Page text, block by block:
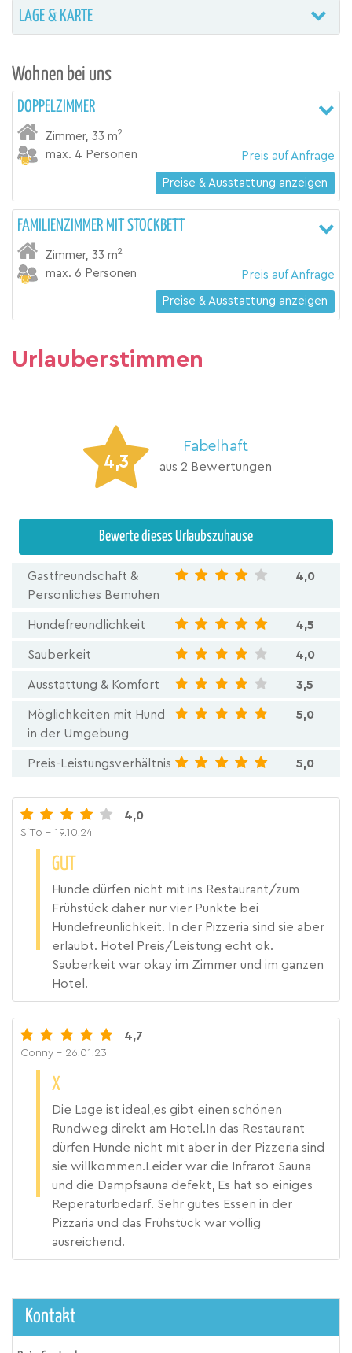
LAGE & KARTE
Wohnen bei uns
DOPPELZIMMER
Zimmer,33 m2
max. 4 Personen Preis auf Anfrage
Preise & Ausstattung anzeigen
FAMILIENZIMMER MIT STOCKBETT
Zimmer,33 m2
max. 6 Personen Preis auf Anfrage
Preise & Ausstattung anzeigen
Urlauberstimmen
4,3
Fabelhaft
aus 2 Bewertungen
Bewerte dieses Urlaubszuhause
Gastfreundschaft &
Persönliches Bemühen
4,0
Hundefreundlichkeit 4,5
Sauberkeit 4,0
Ausstattung & Komfort 3,5
Möglichkeiten mit Hund
in der Umgebung
5,0
Preis-Leistungsverhältnis 5,0
4,0
SiTo - 19.10.24
GUT
Hunde dürfen nicht mit ins Restaurant/zum
Frühstück daher nur vier Punkte bei
Hundefreunlichkeit. In der Pizzeria sind sie aber
erlaubt. Hotel Preis/Leistung echt ok.
Sauberkeit war okay im Zimmer und im ganzen
Hotel.
4,7
Conny - 26.01.23
X
Die Lage ist ideal,es gibt einen schönen
Rundweg direkt am Hotel.In das Restaurant
dürfen Hunde nicht mit aber in der Pizzeria sind
sie willkommen.Leider war die Infrarot Sauna
und die Dampfsauna defekt, Es hat so einiges
Reperaturbedarf. Sehr gutes Essen in der
Pizzaria und das Frühstück war völlig
ausreichend.
Kontakt